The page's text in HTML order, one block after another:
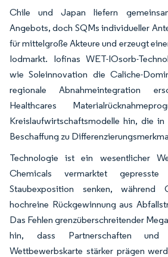
Chile und Japan liefern
Angebots, doch SQMs individueller
für mittelgroße Akteure und erzeugt
Iodmarkt. Iofinas WET-IOsorb-
wie Soleinnovation die Caliche-
regionale Abnahmeintegration
Healthcares
Kreislaufwirtschaftsmodelle hin, die in
Beschaffung zu
Technologie ist ein wesentlicher
Chemicals vermarktet
Staubexposition senken, während
hochreine Rückgewinnung aus
Das Fehlen grenzüberschreitender
hin, dass Partnerschaften und
Wettbewerbskarte stärker prägen